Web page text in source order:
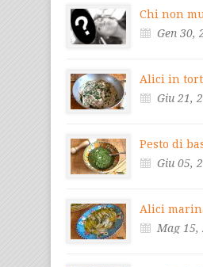
Chi non
Gen 30,
Alici in
Giu 21,
Pesto di
Giu 05,
Alici
Mag 15,